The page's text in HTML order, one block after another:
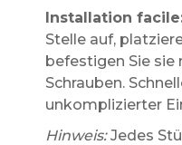
Installation
Stelle auf,
befestigen Sie
Schrauben.
unkomplizierter
Hinweis:Jedes